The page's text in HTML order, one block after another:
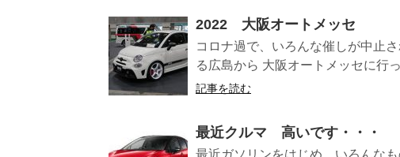
2022 大阪オートメッセ
コロナ過で、いろんな催しが中止
る広島から 大阪オートメッセに行
記事を読む
最近クルマ 高いです・・・